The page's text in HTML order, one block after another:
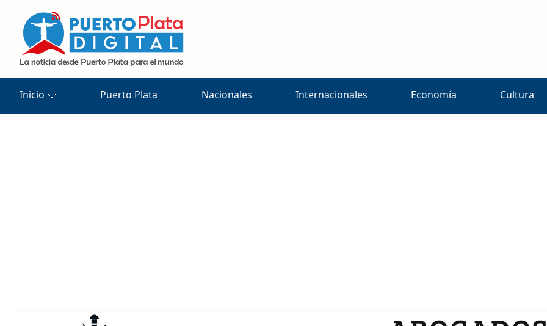
Inicio Puerto Plata Nacionales Internacionales Economía Cultura